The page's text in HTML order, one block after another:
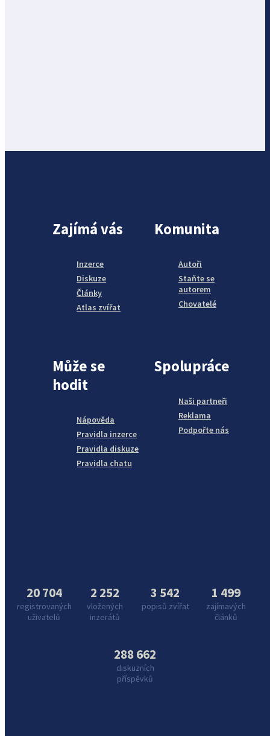
Zajímá vás
Inzerce
Diskuze
Články
Atlas zvířat
Komunita
Autoři
Staňte se
autorem
Chovatelé
Může se
hodit
Nápověda
Pravidla inzerce
Pravidla diskuze
Pravidla chatu
Spolupráce
Naši partneři
Reklama
Podpořte nás
20 704
registrovaných
uživatelů
2 252
vložených
inzerátů
3 542
popisů zvířat
1 499
zajímavých
článků
288 662
diskuzních
příspěvků